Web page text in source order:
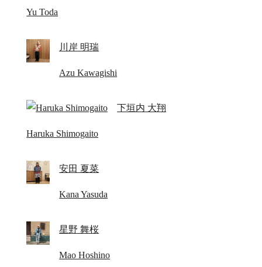
Yu Toda
川岸 明瑞
Azu Kawagishi
下垣内 大翔
Haruka Shimogaito
安田 夏菜
Kana Yasuda
星野 舞桜
Mao Hoshino